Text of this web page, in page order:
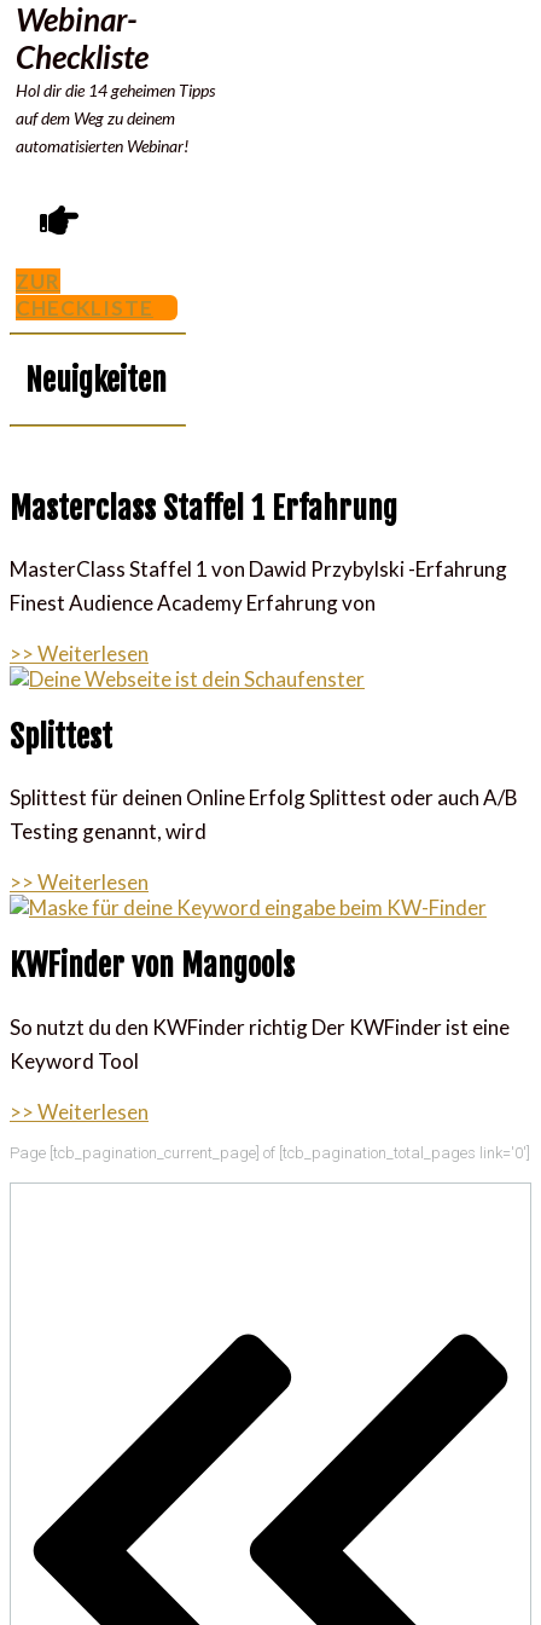
Webinar-
Checkliste
Hol dir die 14 geheimen Tipps
auf dem Weg zu deinem
automatisierten Webinar!
ZUR
CHECKLISTE
Neuigkeiten
Masterclass Staffel 1 Erfahrung
MasterClass Staffel 1 von Dawid Przybylski -Erfahrung
Finest Audience Academy Erfahrung von
>> Weiterlesen
Splittest
Splittest für deinen Online Erfolg Splittest oder auch A/B
Testing genannt, wird
>> Weiterlesen
KWFinder von Mangools
So nutzt du den KWFinder richtig Der KWFinder ist eine
Keyword Tool
>> Weiterlesen
Page [tcb_pagination_current_page] of [tcb_pagination_total_pages link='0']